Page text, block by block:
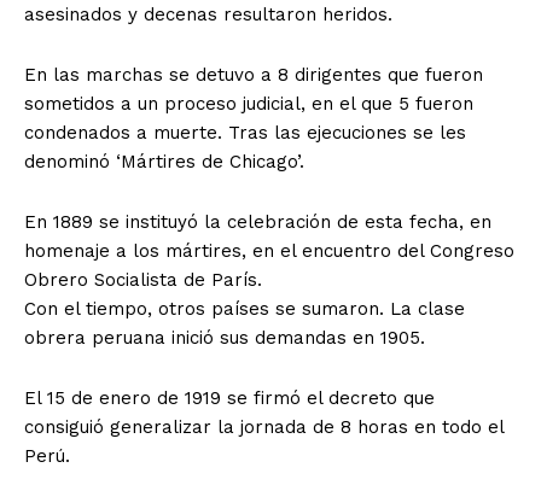
asesinados y decenas resultaron heridos.
En las marchas se detuvo a 8 dirigentes que fueron
sometidos a un proceso judicial, en el que 5 fueron
condenados a muerte. Tras las ejecuciones se les
denominó ‘Mártires de Chicago’.
En 1889 se instituyó la celebración de esta fecha, en
homenaje a los mártires, en el encuentro del Congreso
Obrero Socialista de París.
Con el tiempo, otros países se sumaron. La clase
obrera peruana inició sus demandas en 1905.
El 15 de enero de 1919 se firmó el decreto que
consiguió generalizar la jornada de 8 horas en todo el
Perú.